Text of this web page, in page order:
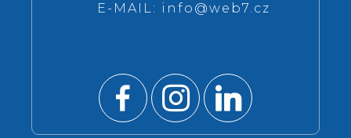
E-MAIL: info@web7.cz